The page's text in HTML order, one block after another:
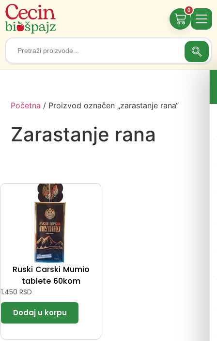
Search
for:
0
Početna / Proizvod označen „zarastanje rana“
Zarastanje rana
Ruski Carski Mumio
tablete 60kom
1.450 RSD